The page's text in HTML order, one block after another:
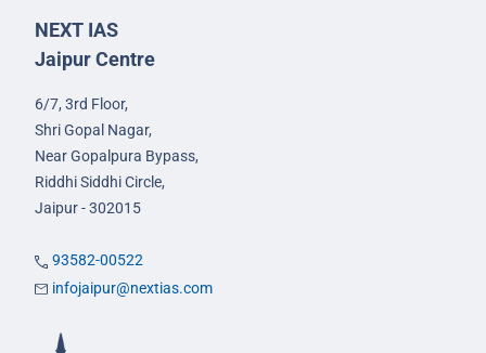
NEXT IAS
Jaipur Centre
6/7, 3rd Floor,
Shri Gopal Nagar,
Near Gopalpura Bypass,
Riddhi Siddhi Circle,
Jaipur - 302015
93582-00522
infojaipur@nextias.com